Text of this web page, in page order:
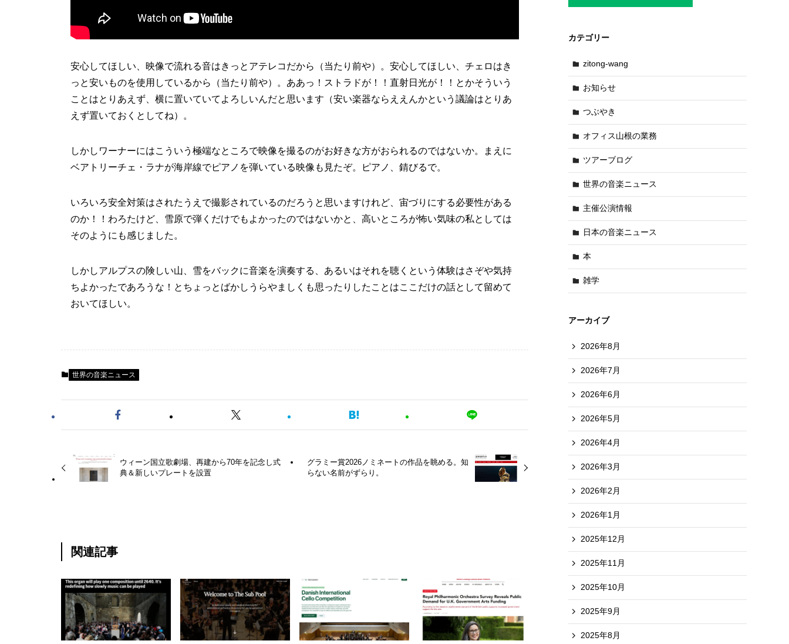
安心してほしい、映像で流れる音はきっとアテレコだから（当たり前や）。安心してほしい、チェロはき
っと安いものを使用しているから（当たり前や）。ああっ！ストラドが！！直射日光が！！とかそういう
ことはとりあえず、横に置いていてよろしいんだと思います（安い楽器ならええんかという議論はとりあ
えず置いておくとしてね）。
しかしワーナーにはこういう極端なところで映像を撮るのがお好きな方がおられるのではないか。まえに
ベアトリーチェ・ラナが海岸線でピアノを弾いている映像も見たぞ。ピアノ、錆びるで。
いろいろ安全対策はされたうえで撮影されているのだろうと思いますけれど、宙づりにする必要性がある
のか！！わろたけど、雪原で弾くだけでもよかったのではないかと、高いところが怖い気味の私としては
そのようにも感じました。
しかしアルプスの険しい山、雪をバックに音楽を演奏する、あるいはそれを聴くという体験はさぞや気持
ちよかったであろうな！とちょっとばかしうらやましくも思ったりしたことはここだけの話として留めて
おいてほしい。
世界の音楽ニュース
ウィーン国立歌劇場、再建から70年を記念し式
典＆新しいプレートを設置
グラミー賞2026ノミネートの作品を眺める。知
らない名前がずらり。
関連記事
カテゴリー
zitong-wang
お知らせ
つぶやき
オフィス山根の業務
ツアーブログ
世界の音楽ニュース
主催公演情報
日本の音楽ニュース
本
雑学
アーカイブ
2026年8月
2026年7月
2026年6月
2026年5月
2026年4月
2026年3月
2026年2月
2026年1月
2025年12月
2025年11月
2025年10月
2025年9月
2025年8月